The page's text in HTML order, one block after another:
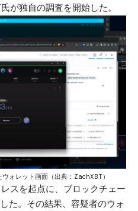
が独自の調査を開始した。
ォレット画面（出典： ZachXBT）
スを起点に、ブロックチェー
た。その結果、容疑者のウォ